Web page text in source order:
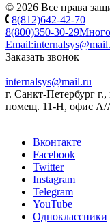
© 2026 Все права
8(812)642-42-70
8(800)350-30-29
Email:
Заказать звонок
internalsys@mail.ru
г. Санкт-Петербург
помещ. 11-Н, офис А/
Вконтакте
Facebook
Twitter
Instagram
Telegram
YouTube
Одноклассники